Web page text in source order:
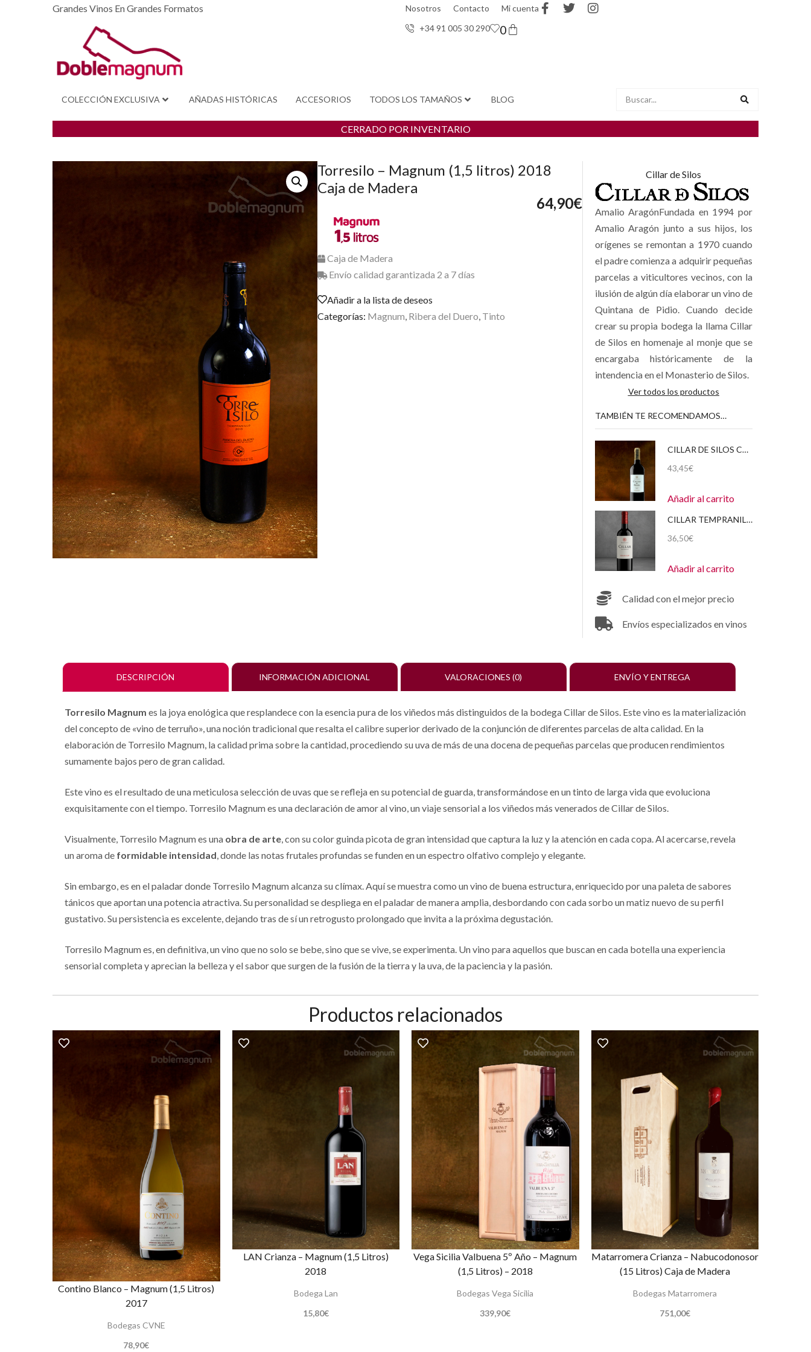
Grandes Vinos En Grandes Formatos Nosotros Contacto
Mi cuenta
+34 91 005 30 290 0
COLECCIÓN EXCLUSIVA AÑADAS HISTÓRICAS ACCESORIOS TODOS LOS TAMAÑOS BLOG
CERRADO POR INVENTARIO
Torresilo – Magnum (1,5 litros) 2018
Caja de Madera
64,90€
Caja de Madera
Envío calidad garantizada 2 a 7 días
Añadir a la lista de deseos
Categorías: Magnum Ribera del Duero Tinto
Cillar de Silos
Amalio AragónFundada en 1994 por
Amalio Aragón junto a sus hijos, los
orígenes se remontan a 1970 cuando
el padre comienza a adquirir pequeñas
parcelas a viticultores vecinos, con la
ilusión de algún día elaborar un vino de
Quintana de Pidio. Cuando decide
crear su propia bodega la llama Cillar
de Silos en homenaje al monje que se
encargaba históricamente de la
intendencia en el Monasterio de Silos.
Ver todos los productos
TAMBIÉN TE RECOMENDAMOS…
CILLAR DE SILOS CRIANZA – MAGNUM (1,5 LITROS) 2018 CAJA DE CARTÓN
43,45€
Añadir al carrito
CILLAR TEMPRANILLO – MAGNUM (1,5 LITROS) 2020 CAJA DE CARTÓN
36,50€
Añadir al carrito
Calidad con el mejor precio
Envíos especializados en vinos
DESCRIPCIÓN INFORMACIÓN ADICIONAL VALORACIONES (0) ENVÍO Y ENTREGA
Torresilo Magnum es la joya enológica que resplandece con la esencia pura de los viñedos más distinguidos de la bodega Cillar de Silos. Este vino es la materialización
del concepto de «vino de terruño», una noción tradicional que resalta el calibre superior derivado de la conjunción de diferentes parcelas de alta calidad. En la
elaboración de Torresilo Magnum, la calidad prima sobre la cantidad, procediendo su uva de más de una docena de pequeñas parcelas que producen rendimientos
sumamente bajos pero de gran calidad.
Este vino es el resultado de una meticulosa selección de uvas que se refleja en su potencial de guarda, transformándose en un tinto de larga vida que evoluciona
exquisitamente con el tiempo. Torresilo Magnum es una declaración de amor al vino, un viaje sensorial a los viñedos más venerados de Cillar de Silos.
Visualmente, Torresilo Magnum es una obra de arte, con su color guinda picota de gran intensidad que captura la luz y la atención en cada copa. Al acercarse, revela
un aroma de formidable intensidad, donde las notas frutales profundas se funden en un espectro olfativo complejo y elegante.
Sin embargo, es en el paladar donde Torresilo Magnum alcanza su clímax. Aquí se muestra como un vino de buena estructura, enriquecido por una paleta de sabores
tánicos que aportan una potencia atractiva. Su personalidad se despliega en el paladar de manera amplia, desbordando con cada sorbo un matiz nuevo de su perfil
gustativo. Su persistencia es excelente, dejando tras de sí un retrogusto prolongado que invita a la próxima degustación.
Torresilo Magnum es, en definitiva, un vino que no solo se bebe, sino que se vive, se experimenta. Un vino para aquellos que buscan en cada botella una experiencia
sensorial completa y aprecian la belleza y el sabor que surgen de la fusión de la tierra y la uva, de la paciencia y la pasión.
Productos relacionados
Contino Blanco – Magnum (1,5 Litros)
2017
Bodegas CVNE
78,90€
LAN Crianza – Magnum (1,5 Litros)
2018
Bodega Lan
15,80€
Vega Sicilia Valbuena 5º Año – Magnum
(1,5 Litros) – 2018
Bodegas Vega Sicilia
339,90€
Matarromera Crianza – Nabucodonosor
(15 Litros) Caja de Madera
Bodegas Matarromera
751,00€